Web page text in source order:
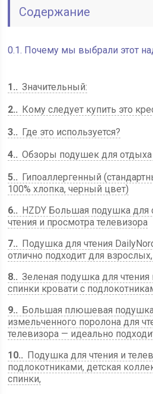
Содержание
0.1. Почему мы выбрали этот
1.
Значительный:
2.
Кому следует купить это
3.
Где это используется?
4.
Обзоры подушек для отдыха
5.
Гипоаллергенный
100% хлопка, черный цвет)
6.
HZDY Большая подушка
чтения и просмотра телевизора
7.
Подушка для чтения
отлично подходит для
8.
Зеленая подушка для
спинки кровати с
9.
Большая плюшевая подушка
измельченного поролона для
телевизора — идеально
10.
Подушка для чтения и
подлокотниками, детская
спинки,